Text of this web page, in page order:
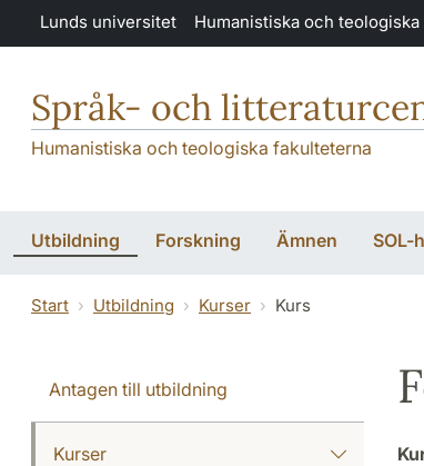
Hoppa till huvudinnehåll
Lunds universitet Humanistiska och
Språk- och
Humanistiska och teologiska fakulteterna
Utbildning Forskning Ämnen SOL-
Start Utbildning Kurser Kurs
Antagen till utbildning
Kurser